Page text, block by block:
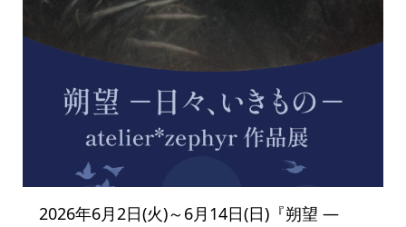
2026年6月2日(火)～6月14日(日)『朔望 ―